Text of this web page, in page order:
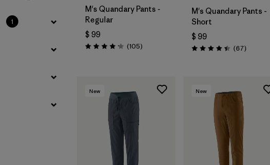
1
M's Quandary Pants -
Regular
$ 99
Valoración: 4.2 / 5
(105Comentarios
)
M's Quandary Pants -
Short
$ 99
Valoración: 4.4 / 5
(67)
New New